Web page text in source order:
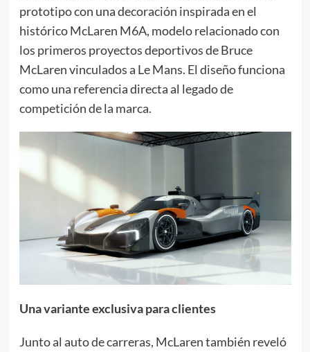
prototipo con una decoración inspirada en el
histórico McLaren M6A, modelo relacionado con
los primeros proyectos deportivos de Bruce
McLaren vinculados a Le Mans. El diseño funciona
como una referencia directa al legado de
competición de la marca.
Una variante exclusiva para clientes
Junto al auto de carreras, McLaren también reveló